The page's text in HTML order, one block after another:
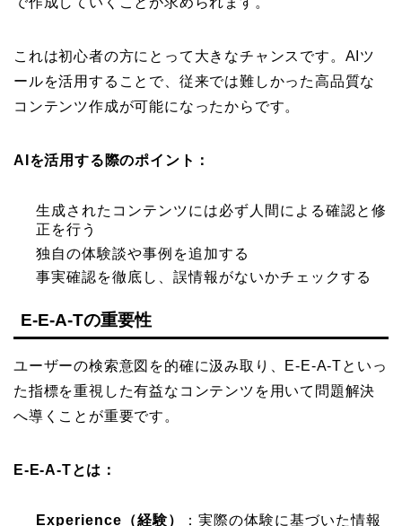
これは初心者の方にとって大きなチャンスです。AIツ
ールを活用することで、従来では難しかった高品質な
コンテンツ作成が可能になったからです。
AIを活用する際のポイント：
生成されたコンテンツには必ず人間による確認と修
正を行う
独自の体験談や事例を追加する
事実確認を徹底し、誤情報がないかチェックする
E-E-A-Tの重要性
ユーザーの検索意図を的確に汲み取り、E-E-A-Tといっ
た指標を重視した有益なコンテンツを用いて問題解決
へ導くことが重要です。
E-E-A-Tとは：
Experience（経験）
：実際の体験に基づいた情報